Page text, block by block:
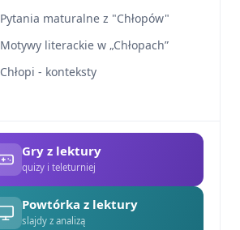
Pytania maturalne z "Chłopów"
Motywy literackie w „Chłopach”
Chłopi - konteksty
Gry z lektury
quizy i teleturniej
Powtórka z lektury
slajdy z analizą